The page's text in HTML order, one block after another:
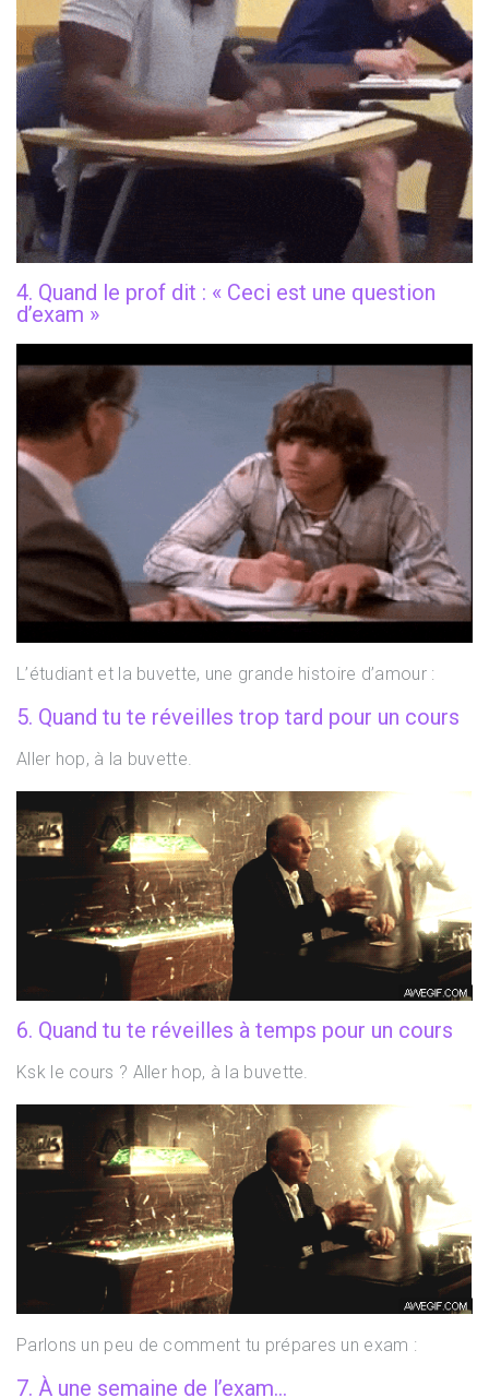
4. Quand le prof dit : « Ceci est une question
d’exam »
L’étudiant et la buvette, une grande histoire d’amour :
5. Quand tu te réveilles trop tard pour un cours
Aller hop, à la buvette.
6. Quand tu te réveilles à temps pour un cours
Ksk le cours ? Aller hop, à la buvette.
Parlons un peu de comment tu prépares un exam :
7. À une semaine de l’exam…